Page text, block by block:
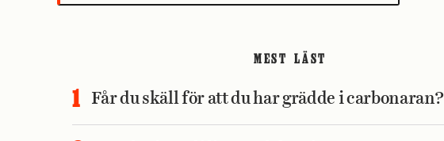
MEST LÄST
Får du skäll för att du har grädde i carbonaran?